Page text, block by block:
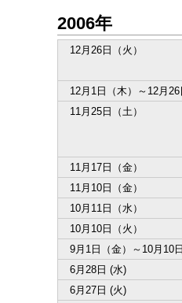
2006年
12月26日（火）
12月1日（木）～12月
11月25日（土）
11月17日（金）
11月10日（金）
10月11日（水）
10月10日（火）
9月1日（金）～10月10
6月28日 (水)
6月27日 (火)